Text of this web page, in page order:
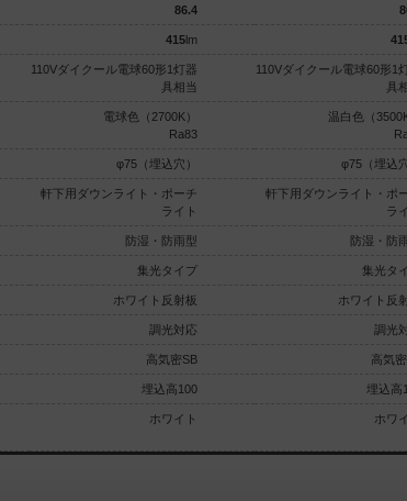
86.4
415lm
110Vダイクール電球60形1灯器
具相当
電球色（2700K）
Ra83
φ75（埋込穴）
軒下用ダウンライト・ポーチ
ライト
防湿・防雨型
集光タイプ
ホワイト反射板
調光対応
高気密SB
埋込高100
ホワイト
110Vダイクール電球60形1
具
温白色（3500K
φ75（埋込穴
軒下用ダウンライト・ポ
ラ
防湿・防
集光タ
ホワイト反
調光
高気
埋込高
ホワ